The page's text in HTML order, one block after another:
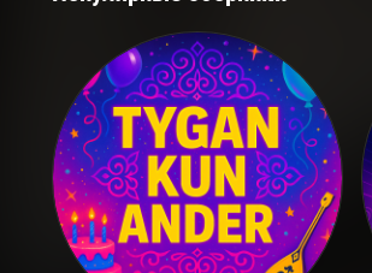
Қуандық Рахым